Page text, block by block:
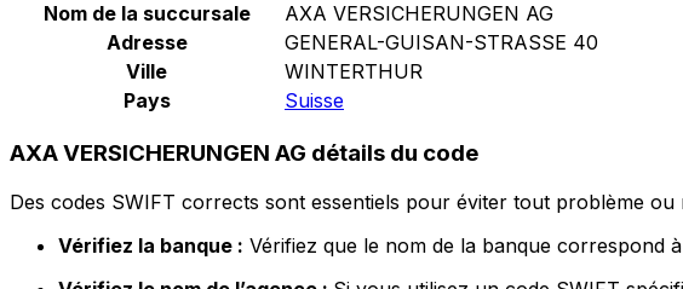
Nom de la succursale
AXA VERSICHERUNGEN AG
Adresse
GENERAL-GUISAN-STRASSE 40
Ville
WINTERTHUR
Pays
Suisse
AXA VERSICHERUNGEN AG détails du code
Des codes SWIFT corrects sont essentiels pour éviter tout problème
Vérifiez la banque : Vérifiez que le nom de la banque correspond